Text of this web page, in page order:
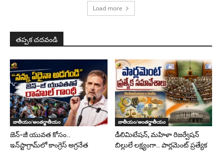
Load more
తప్పక చదవండి
జాతీయం/అంతర్జాతీయం
జెన్-జీ యువత కోసం..
ఇన్‌స్టాగ్రామ్‌లో కాంగ్రెస్ అగ్రనేత
జాతీయం/అంతర్జాతీయం
డీలిమిటేషన్, మహిళా రిజర్వేషన్
బిల్లులే లక్ష్యంగా.. పార్లమెంట్ ప్రత్యేక